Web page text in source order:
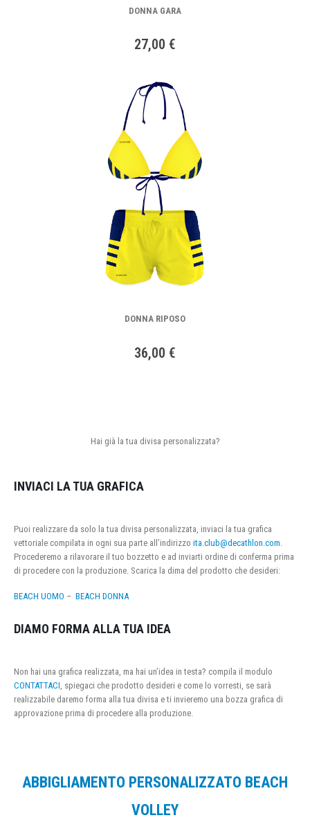
DONNA GARA
27,00 €
DONNA RIPOSO
36,00 €
Hai già la tua divisa personalizzata?
INVIACI LA TUA GRAFICA
Puoi realizzare da solo la tua divisa personalizzata, inviaci la tua grafica
vettoriale compilata in ogni sua parte all’indirizzo ita.club@decathlon.com
Procederemo a rilavorare il tuo bozzetto e ad inviarti ordine di conferma prima
di procedere con la produzione. Scarica la dima del prodotto che desideri:
BEACH UOMO – BEACH DONNA
DIAMO FORMA ALLA TUA IDEA
Non hai una grafica realizzata, ma hai un’idea in testa? compila il modulo
CONTATTACI, spiegaci che prodotto desideri e come lo vorresti, se sarà
realizzabile daremo forma alla tua divisa e ti invieremo una bozza grafica di
approvazione prima di procedere alla produzione.
ABBIGLIAMENTO PERSONALIZZATO BEACH
VOLLEY